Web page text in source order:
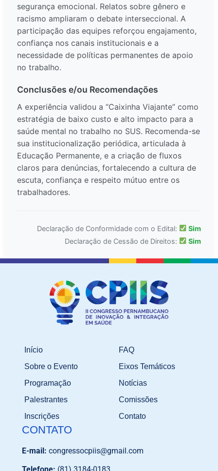
segurança emocional. Relatos sobre gênero e
racismo ampliaram o debate interseccional. A
participação das equipes reforçou engajamento,
confiança nos canais institucionais e a
necessidade de políticas permanentes de apoio
no trabalho.
Conclusões e/ou Recomendações
A experiência validou a “Caixinha Viajante” como
estratégia de baixo custo e alto impacto para a
saúde mental no trabalho no SUS. Recomenda-se
sua institucionalização periódica, articulada à
Educação Permanente, e a criação de fluxos
claros para denúncias, fortalecendo a cultura de
escuta, confiança e respeito mútuo entre os
trabalhadores.
Declaração de Conformidade com o Edital:
Sim
Declaração de Cessão de Direitos:
Sim
Início
Sobre o Evento
Programação
Palestrantes
Inscrições
FAQ
Eixos Temáticos
Notícias
Comissões
Contato
CONTATO
E-mail: congressocpiis@gmail.com